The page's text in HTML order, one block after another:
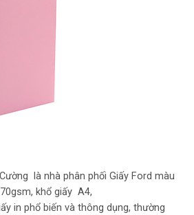
là nhà phân phối Giấy Ford màu
khổ giấy A4,
in phổ biến và thông dụng, thường